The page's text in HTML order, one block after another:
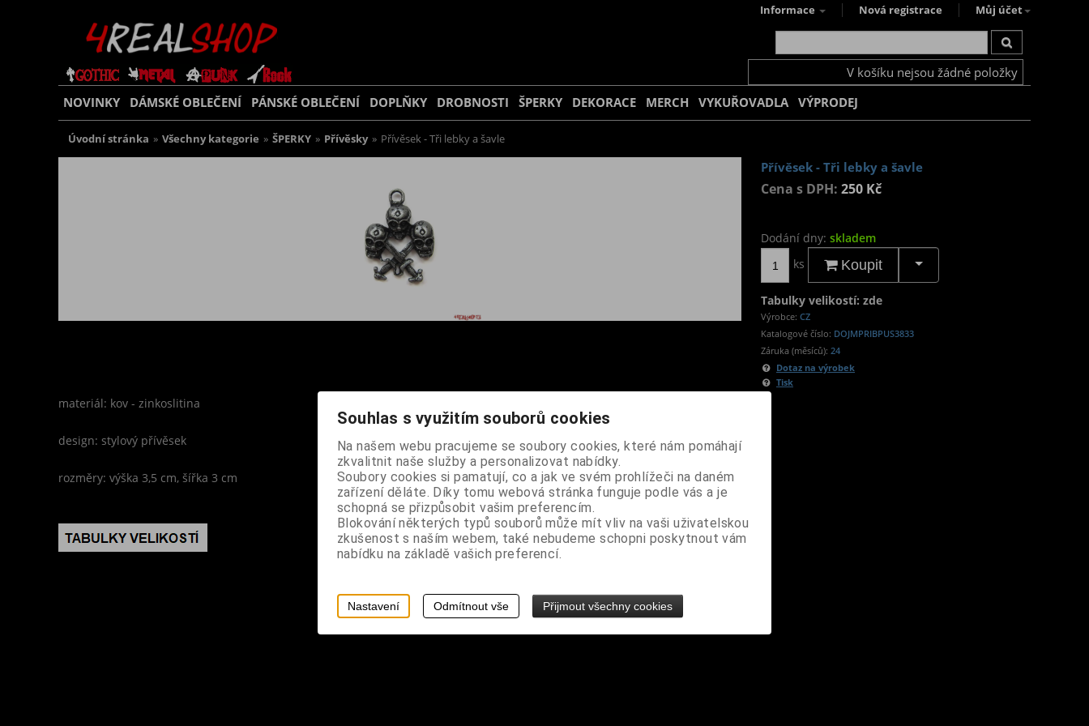
Informace Nová registrace Můj účet
V košíku nejsou žádné položky
NOVINKY DÁMSKÉ OBLEČENÍ PÁNSKÉ OBLEČENÍ DOPLŇKY DROBNOSTI ŠPERKY DEKORACE MERCH VYKUŘOVADLA VÝPRODEJ
Úvodní stránka » Všechny kategorie » ŠPERKY » Přívěsky » Přívěsek - Tři lebky a šavle
Přívěsek - Tři lebky a šavle
Cena s DPH: 250 Kč
Dodání dny: skladem
ks
Koupit
Tabulky velikostí: zde
Výrobce: CZ
Katalogové číslo: DOJMPRIBPUS3833
Záruka (měsíců): 24
Dotaz na výrobek
Tisk
materiál: kov - zinkoslitina
design: stylový přívěsek
rozměry: výška 3,5 cm, šířka 3 cm
Souhlas s využitím souborů cookies
Na našem webu pracujeme se soubory cookies, které nám pomáhají
zkvalitnit naše služby a personalizovat nabídky.
Soubory cookies si pamatují, co a jak ve svém prohlížeči na daném
zařízení děláte. Díky tomu webová stránka funguje podle vás a je
schopná se přizpůsobit vašim preferencím.
Blokování některých typů souborů může mít vliv na vaši uživatelskou
zkušenost s naším webem, také nebudeme schopni poskytnout vám
nabídku na základě vašich preferencí.
Nastavení Odmítnout vše Přijmout všechny cookies